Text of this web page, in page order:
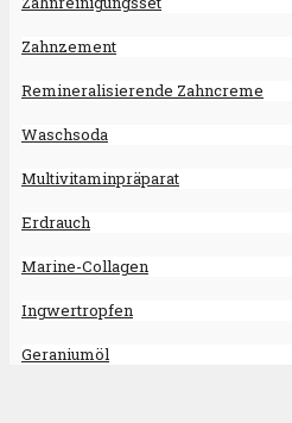
Zahnzement
Remineralisierende Zahncreme
Waschsoda
Multivitaminpräparat
Erdrauch
Marine-Collagen
Ingwertropfen
Geraniumöl